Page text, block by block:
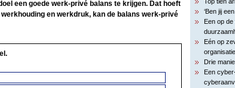
een goede werk-privé balans te krijgen. Dat hoeft
en werkdruk, kan de balans werk-privé
‘Ben jij
Een op
Eén op
organisatie
Drie
Een